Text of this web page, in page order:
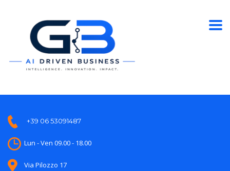
+39 06 53091487
Lun - Ven 09.00 - 18.00
Via Pilozzo 17